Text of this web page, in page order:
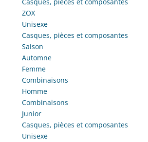
ZOX
Unisexe
Casques, pièces et composantes
Saison
Automne
Femme
Combinaisons
Homme
Combinaisons
Junior
Casques, pièces et composantes
Unisexe